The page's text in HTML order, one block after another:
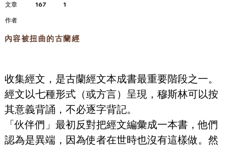
文章 167 1
​作者
內容被扭曲的古蘭經
收集經文，是古蘭經文本成書最重要階段之一。
經文以七種形式（或方言）呈現，穆斯林可以按
其意義背誦，不必逐字背記。
「伙伴們」最初反對把經文編彙成一本書，他們
認為是異端，因為使者在世時也沒有這樣做。然